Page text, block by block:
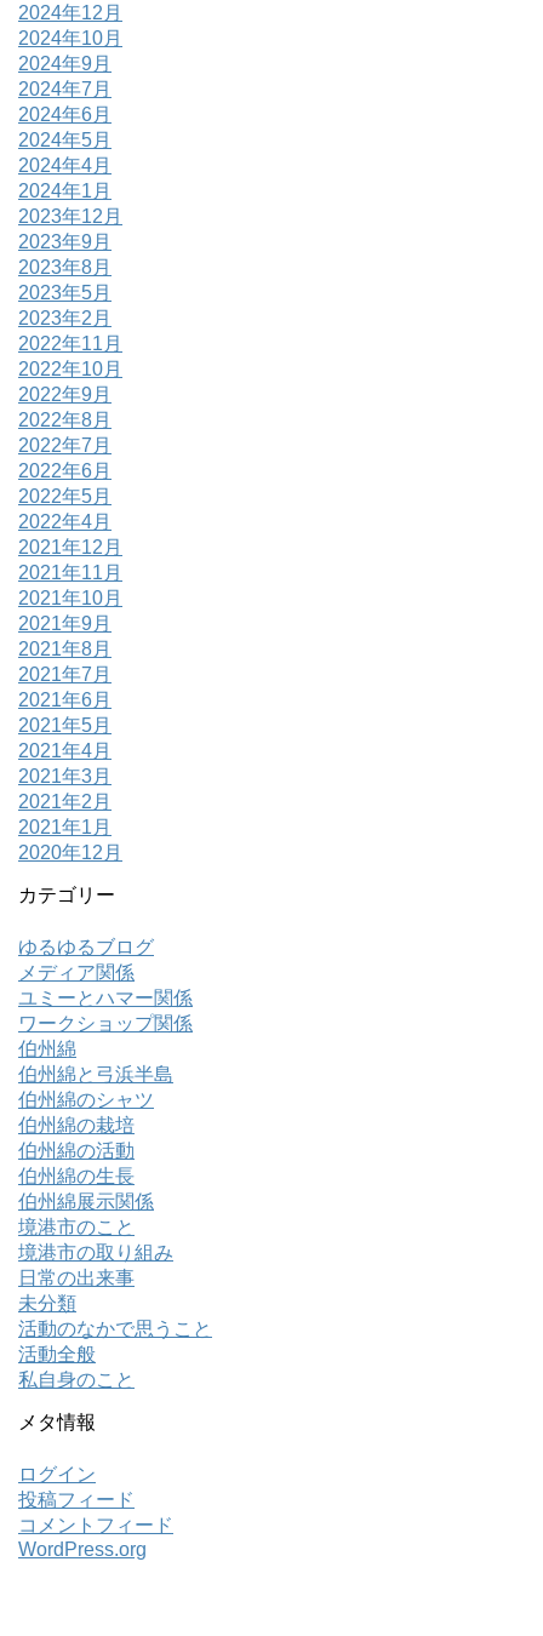
2024年12月
2024年10月
2024年9月
2024年7月
2024年6月
2024年5月
2024年4月
2024年1月
2023年12月
2023年9月
2023年8月
2023年5月
2023年2月
2022年11月
2022年10月
2022年9月
2022年8月
2022年7月
2022年6月
2022年5月
2022年4月
2021年12月
2021年11月
2021年10月
2021年9月
2021年8月
2021年7月
2021年6月
2021年5月
2021年4月
2021年3月
2021年2月
2021年1月
2020年12月
カテゴリー
ゆるゆるブログ
メディア関係
ユミーとハマー関係
ワークショップ関係
伯州綿
伯州綿と弓浜半島
伯州綿のシャツ
伯州綿の栽培
伯州綿の活動
伯州綿の生長
伯州綿展示関係
境港市のこと
境港市の取り組み
日常の出来事
未分類
活動のなかで思うこと
活動全般
私自身のこと
メタ情報
ログイン
投稿フィード
コメントフィード
WordPress.org